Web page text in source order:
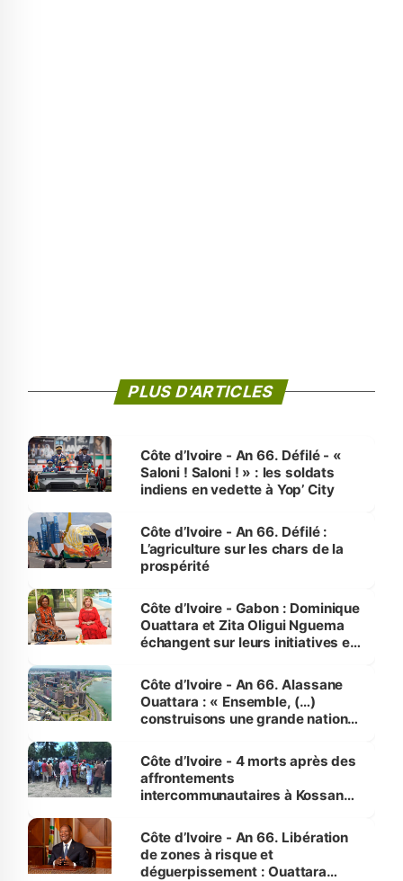
PLUS D'ARTICLES
Côte d’Ivoire - An 66. Défilé - «
Saloni ! Saloni ! » : les soldats
indiens en vedette à Yop’ City
Côte d’Ivoire - An 66. Défilé :
L’agriculture sur les chars de la
prospérité
Côte d’Ivoire - Gabon : Dominique
Ouattara et Zita Oligui Nguema
échangent sur leurs initiatives en
enfants
Côte d’Ivoire - An 66. Alassane
Ouattara : « Ensemble, (…)
construisons une grande nation
générations futures »
Côte d’Ivoire - 4 morts après des
affrontements
intercommunautaires à Kossandji
milieu des sinistrés
Côte d’Ivoire - An 66. Libération
de zones à risque et
déguerpissement : Ouattara